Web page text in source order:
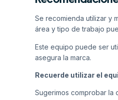
Se recomienda utilizar y
área y tipo de trabajo
Este equipo puede ser
asegura la marca.
Recuerde utilizar el
Sugerimos comprobar la